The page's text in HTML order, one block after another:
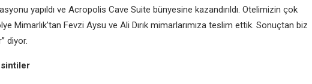
yapıldı ve Acropolis Cave Suite bünyesine kazandırıldı. Otelimizin çok
Mimarlık’tan Fevzi Aysu ve Ali Dırık mimarlarımıza teslim ettik. Sonuçtan biz
diyor.